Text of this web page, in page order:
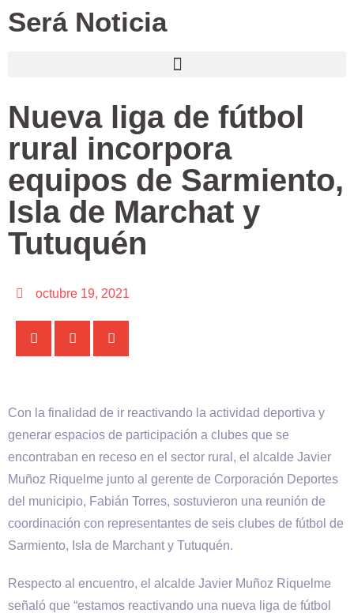
Será Noticia
Nueva liga de fútbol
rural incorpora
equipos de Sarmiento,
Isla de Marchat y
Tutuquén
octubre 19, 2021
Con la finalidad de ir reactivando la actividad deportiva y
generar espacios de participación a clubes que se
encontraban en receso en el sector rural, el alcalde Javier
Muñoz Riquelme junto al gerente de Corporación Deportes
del municipio, Fabián Torres, sostuvieron una reunión de
coordinación con representantes de seis clubes de fútbol de
Sarmiento, Isla de Marchant y Tutuquén.
Respecto al encuentro, el alcalde Javier Muñoz Riquelme
señaló que “estamos reactivando una nueva liga de fútbol